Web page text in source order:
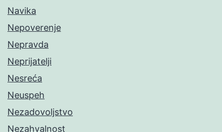
Navika
Nepoverenje
Nepravda
Neprijatelji
Nesreća
Neuspeh
Nezadovoljstvo
Nezahvalnost